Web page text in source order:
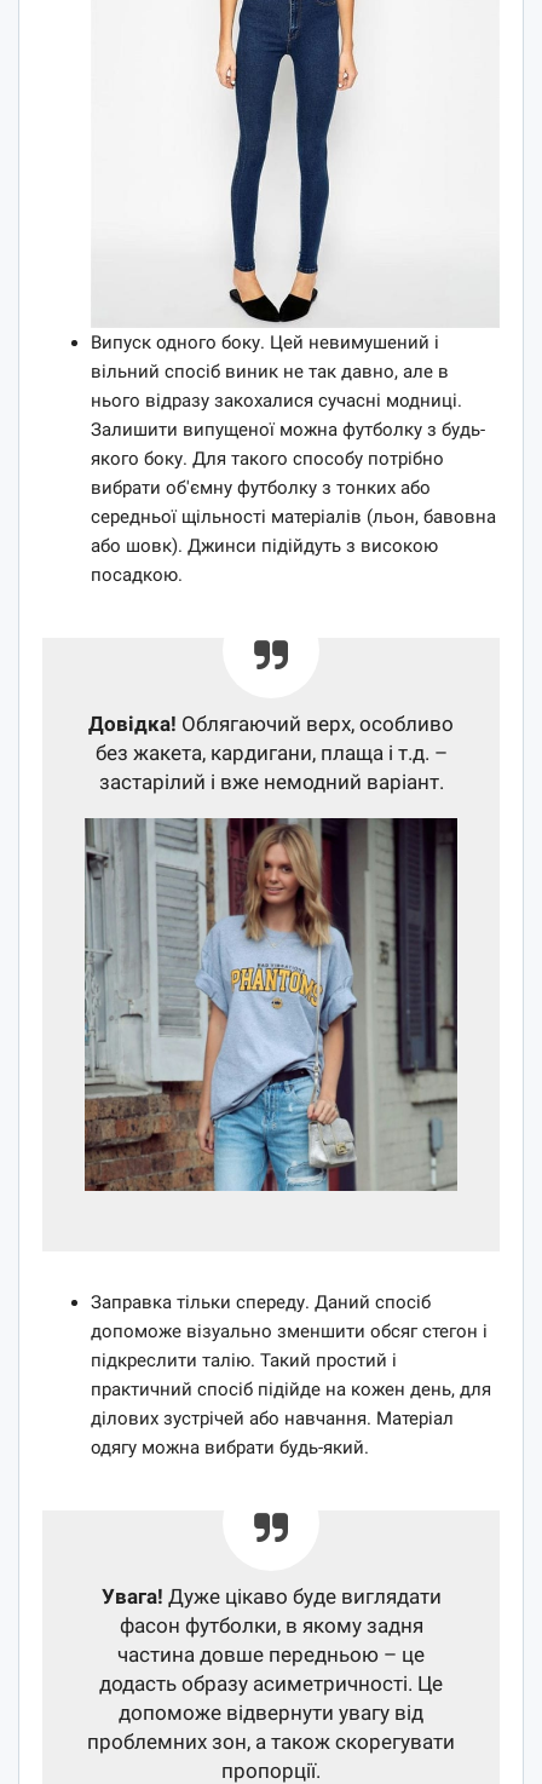
Випуск одного боку. Цей невимушений і
вільний спосіб виник не так давно, але в
нього відразу закохалися сучасні модниці.
Залишити випущеної можна футболку з будь-
якого боку. Для такого способу потрібно
вибрати об'ємну футболку з тонких або
середньої щільності матеріалів (льон, бавовна
або шовк). Джинси підійдуть з високою
посадкою.
Довідка! Облягаючий верх, особливо
без жакета, кардигани, плаща і т.д. –
застарілий і вже немодний варіант.
Заправка тільки спереду. Даний спосіб
допоможе візуально зменшити обсяг стегон і
підкреслити талію. Такий простий і
практичний спосіб підійде на кожен день, для
ділових зустрічей або навчання. Матеріал
одягу можна вибрати будь-який.
Увага! Дуже цікаво буде виглядати
фасон футболки, в якому задня
частина довше передньою – це
додасть образу асиметричності. Це
допоможе відвернути увагу від
проблемних зон, а також скорегувати
пропорції.